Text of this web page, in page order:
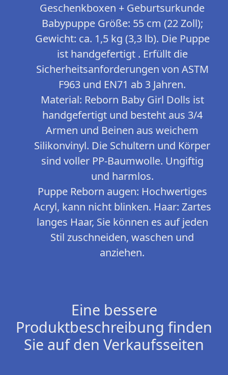
Geschenkboxen + Geburtsurkunde
Babypuppe Größe: 55 cm (22 Zoll);
Gewicht: ca. 1,5 kg (3,3 lb). Die Puppe
ist handgefertigt . Erfüllt die
Sicherheitsanforderungen von ASTM
F963 und EN71 ab 3 Jahren.
Material: Reborn Baby Girl Dolls ist
handgefertigt und besteht aus 3/4
Armen und Beinen aus weichem
Silikonvinyl. Die Schultern und Körper
sind voller PP-Baumwolle. Ungiftig
und harmlos.
Puppe Reborn augen: Hochwertiges
Acryl, kann nicht blinken. Haar: Zartes
langes Haar, Sie können es auf jeden
Stil zuschneiden, waschen und
anziehen.
Eine bessere
Produktbeschreibung finden
Sie auf den Verkaufsseiten